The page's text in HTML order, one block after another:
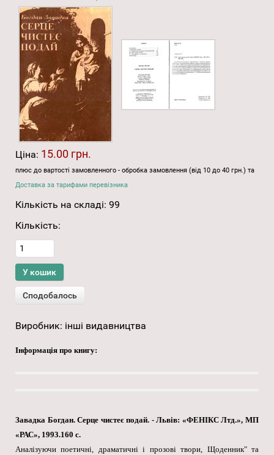
Ціна: 15.00 грн.
плюс до вартості замовленного - обробка замовлення (від 10 до 40 грн.) та
Доставка за тарифами перевізника
Кількість на складі: 99
Кількість:
Виробник: інші видавництва
Інформація про книгу:
Завадка Богдан. Серце чистеє подай. - Львів: «ФЕНІКС Лтд.», МП
«РАС», 1993.160 с.
Аналізуючи поетичні, драматичні і прозові твори, Щоденник" та